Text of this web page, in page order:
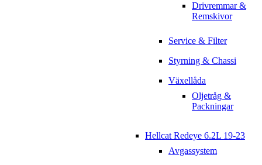
Drivremmar &
Remskivor
Service & Filter
Styrning & Chassi
Växellåda
Oljetråg &
Packningar
Hellcat Redeye 6.2L 19-23
Avgassystem